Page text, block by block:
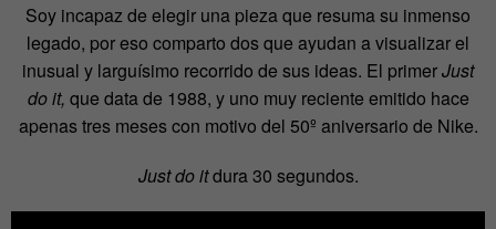
Soy incapaz de elegir una pieza que resuma su inmenso
legado, por eso comparto dos que ayudan a visualizar el
inusual y larguísimo recorrido de sus ideas. El primerJust
do it, que data de 1988, y uno muy reciente emitido hace
apenas tres meses con motivo del 50º aniversario de Nike.
Just do itdura 30 segundos.